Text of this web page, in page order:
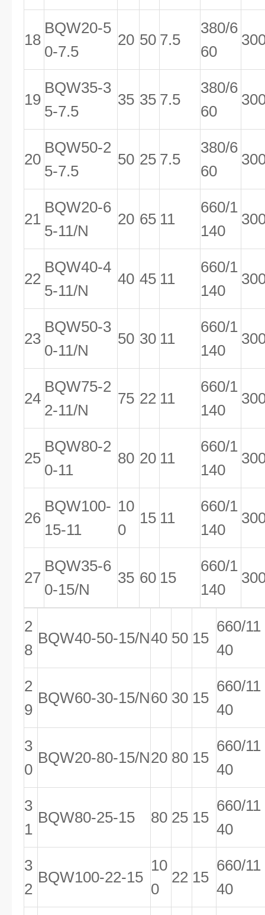
18
BQW20-5
0-7.5
20 50 7.5
380/6
60
19
BQW35-3
5-7.5
35 35 7.5
380/6
60
20
BQW50-2
5-7.5
50 25 7.5
380/6
60
21
BQW20-6
5-11/N
20 65 11
660/1
140
22
BQW40-4
5-11/N
40 45 11
660/1
140
23
BQW50-3
0-11/N
50 30 11
660/1
140
24
BQW75-2
2-11/N
75 22 11
660/1
140
25
BQW80-2
0-11
80 20 11
660/1
140
26
BQW100-
15-11
10
0
15 11
660/1
140
27
BQW35-6
0-15/N
35 60 15
660/1
140
2
8
BQW40-50-15/N40 50 15
660/11
40
2
9
BQW60-30-15/N60 30 15
660/11
40
3
0
BQW20-80-15/N20 80 15
660/11
40
3
1
BQW80-25-15 80 25 15
660/11
40
3
2
BQW100-22-15
10
0
22 15
660/11
40